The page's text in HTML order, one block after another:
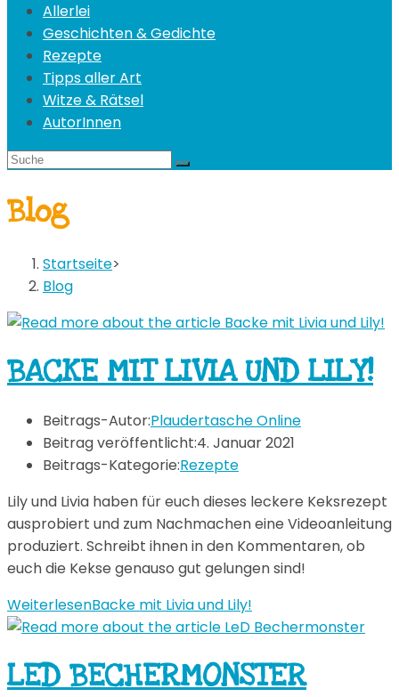
Allerlei
Geschichten & Gedichte
Rezepte
Tipps aller Art
Witze & Rätsel
AutorInnen
Blog
Startseite>
Blog
BACKE MIT LIVIA UND LILY!
Beitrags-Autor:Plaudertasche Online
Beitrag veröffentlicht:4. Januar 2021
Beitrags-Kategorie:Rezepte
Lily und Livia haben für euch dieses leckere Keksrezept
ausprobiert und zum Nachmachen eine Videoanleitung
produziert. Schreibt ihnen in den Kommentaren, ob
euch die Kekse genauso gut gelungen sind!
WeiterlesenBacke mit Livia und Lily!
LED BECHERMONSTER